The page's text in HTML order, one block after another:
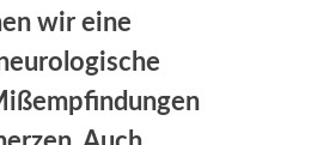
wir eine